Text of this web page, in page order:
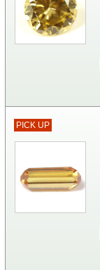
PICK UP